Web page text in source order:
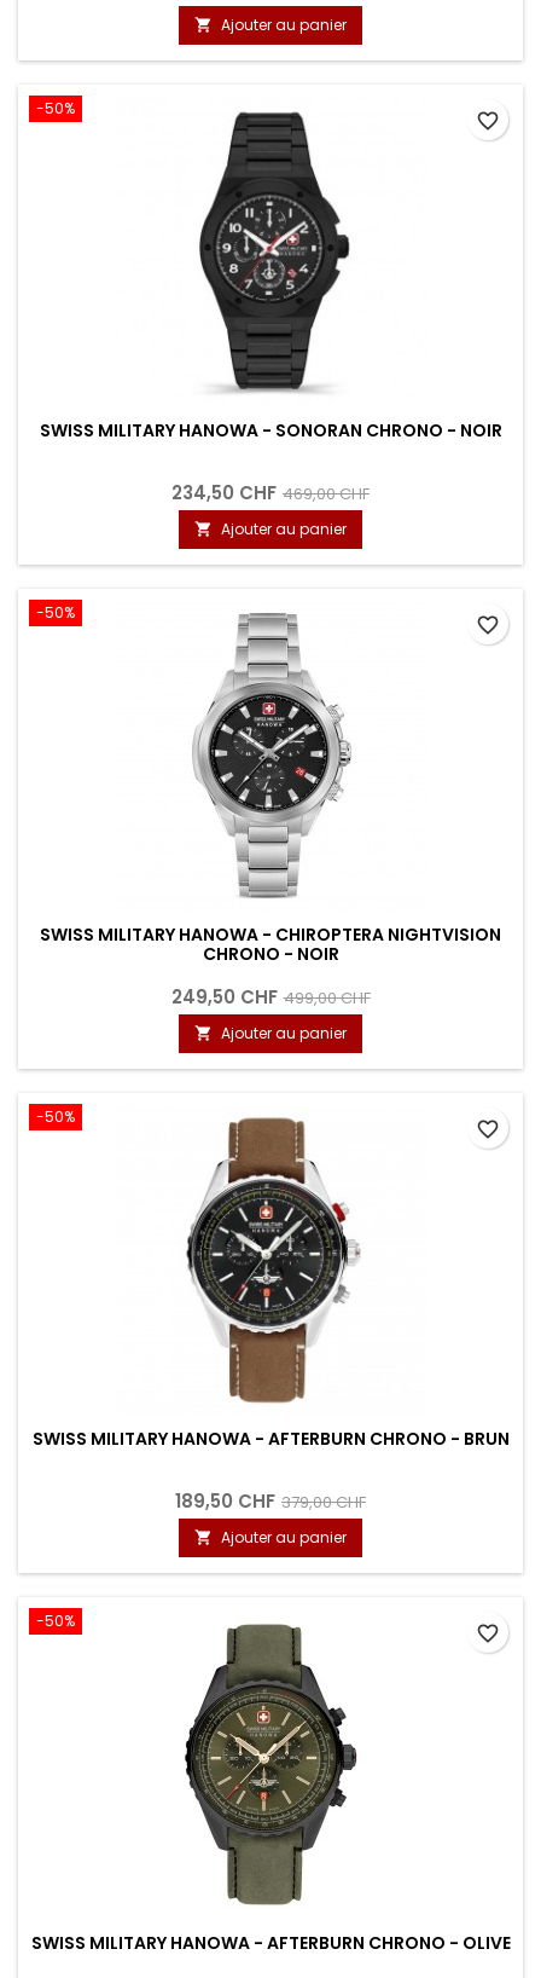
 Ajouter au panier
-50%
SWISS MILITARY HANOWA - SONORAN CHRONO - NOIR
234,50 CHF 469,00 CHF
 Ajouter au panier
favorite_border
-50%
SWISS MILITARY HANOWA - CHIROPTERA NIGHTVISION
CHRONO - NOIR
249,50 CHF 499,00 CHF
 Ajouter au panier
favorite_border
-50%
SWISS MILITARY HANOWA - AFTERBURN CHRONO - BRUN
189,50 CHF 379,00 CHF
 Ajouter au panier
favorite_border
-50%
SWISS MILITARY HANOWA - AFTERBURN CHRONO - OLIVE
favorite_border